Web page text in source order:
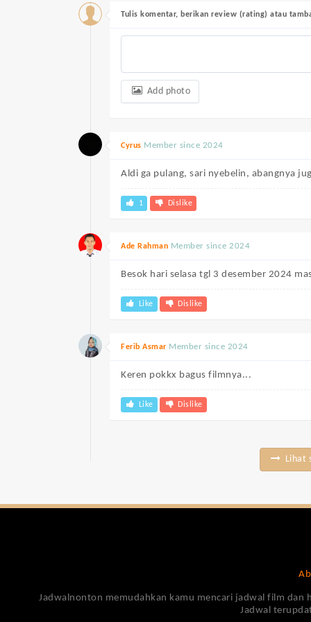
Tulis komentar, berikan review (rating) atau
Add photo
Cyrus Member since 2024
Aldi ga pulang, sari nyebelin, abangnya
1 Dislike
Ade Rahman Member since 2024
Besok hari selasa tgl 3 desember 2024
Like Dislike
Ferib Asmar Member since 2024
Keren pokkx bagus filmnya...
Like Dislike
Lihat
Jadwalnonton memudahkan kamu mencari jadwal film dan
Jadwal